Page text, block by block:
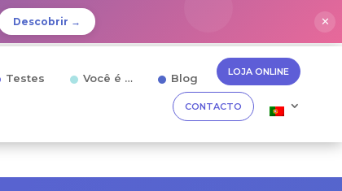
Descobrir → ✕
Testes Você é … Blog LOJA ONLINE
CONTACTO